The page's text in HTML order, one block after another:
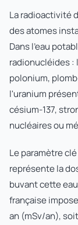
La radioactivité
des atomes
Dans l'eau
radionucléides :
polonium,
l'uranium
césium-137,
nucléaires ou
Le paramètre
représente la
buvant cette
française
an (mSv/an),